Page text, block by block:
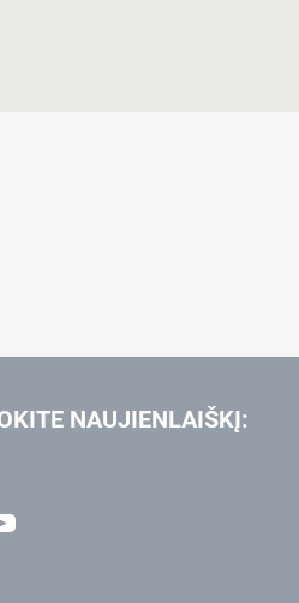
NAUJIENLAIŠKĮ: